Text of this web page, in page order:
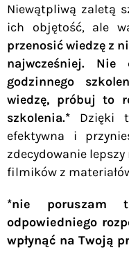
Niewątpliwą zaletą
ich objętość, ale
przenosić wiedzę z
najwcześniej.
godzinnego
wiedzę, próbuj to
szkolenia.* Dzięki
efektywna i
zdecydowanie
filmików z
*nie poruszam
odpowiedniego
wpłynąć na Twoją